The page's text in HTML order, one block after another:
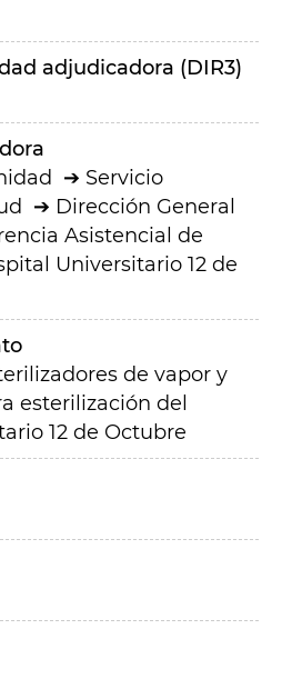
adjudicadora (DIR3)
Servicio
Dirección General
Asistencial de
Universitario 12 de
de vapor y
esterilización del
12 de Octubre